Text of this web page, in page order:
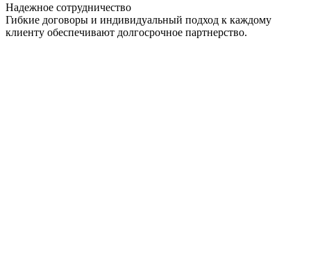
Надежное сотрудничество
Гибкие договоры и индивидуальный подход к каждому
клиенту обеспечивают долгосрочное партнерство.